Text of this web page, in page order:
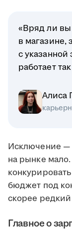
«Вряд ли вы
в магазине,
с указанной
работает
Алиса
Исключение —
на рынке
бюджет под
скорее
Главное о